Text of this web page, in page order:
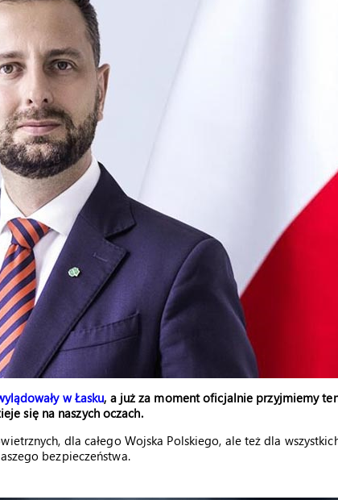
w Łasku, a już za moment oficjalnie przyjmiemy
się na naszych oczach.
dla całego Wojska Polskiego, ale też dla
bezpieczeństwa.